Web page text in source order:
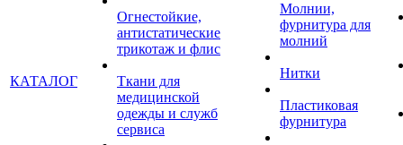
КАТАЛОГ
Огнестойкие,
антистатические
трикотаж и флис
Ткани для
медицинской
одежды и служб
сервиса
Молнии,
фурнитура для
молний
Нитки
Пластиковая
фурнитура